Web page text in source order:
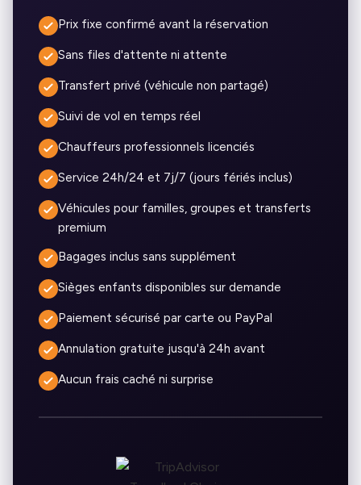
Prix fixe confirmé avant la réservation
Sans files d'attente ni attente
Transfert privé (véhicule non partagé)
Suivi de vol en temps réel
Chauffeurs professionnels licenciés
Service 24h/24 et 7j/7 (jours fériés inclus)
Véhicules pour familles, groupes et transferts
premium
Bagages inclus sans supplément
Sièges enfants disponibles sur demande
Paiement sécurisé par carte ou PayPal
Annulation gratuite jusqu'à 24h avant
Aucun frais caché ni surprise